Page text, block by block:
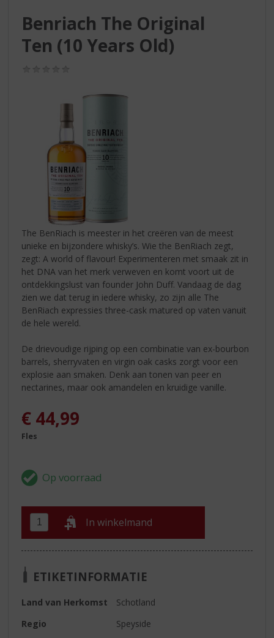
Benriach The Original
Ten (10 Years Old)
The BenRiach is meester in het creëren van de meest
unieke en bijzondere whisky’s. Wie the BenRiach zegt,
zegt: A world of flavour! Experimenteren met smaak zit in
het DNA van het merk verweven en komt voort uit de
ontdekkingslust van founder John Duff. Vandaag de dag
zien we dat terug in iedere whisky, zo zijn alle The
BenRiach expressies three-cask matured op vaten vanuit
de hele wereld.
De drievoudige rijping op een combinatie van ex-bourbon
barrels, sherryvaten en virgin oak casks zorgt voor een
explosie aan smaken. Denk aan tonen van peer en
nectarines, maar ook amandelen en kruidige vanille.
€ 44,99
Fles
In winkelmand
ETIKETINFORMATIE
Land van Herkomst
Schotland
Regio
Speyside